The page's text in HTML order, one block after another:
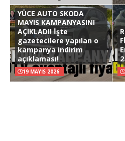
YÜCE AUTO SKODA
MAYIS KAMPANYASINI
AÇIKLADI! İşte
gazetecilere yapılan o
kampanya indirim
açıklaması!
19 MAYIS 2026